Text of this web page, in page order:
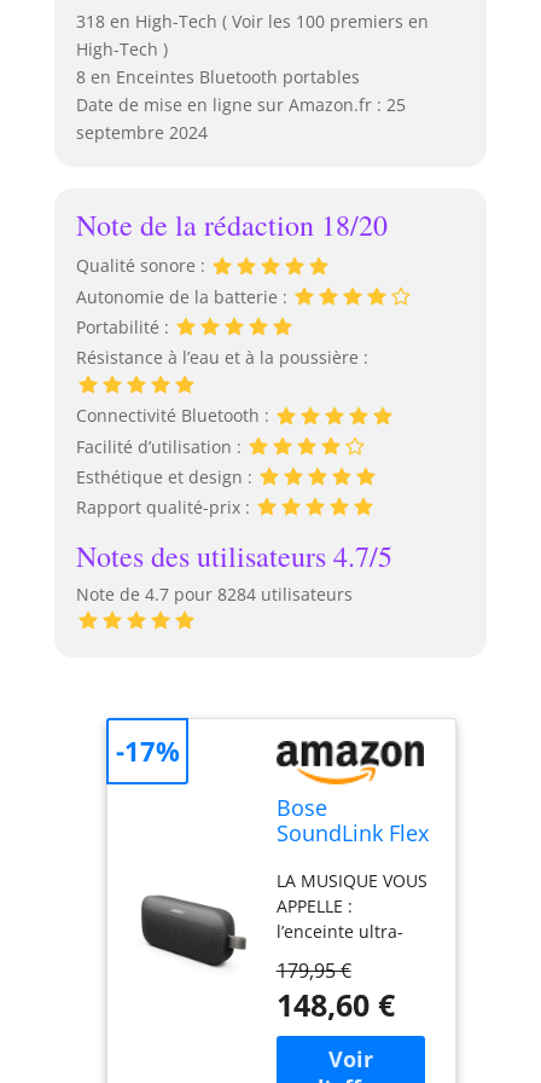
318 en High-Tech ( Voir les 100 premiers en
High-Tech )
8 en Enceintes Bluetooth portables
Date de mise en ligne sur Amazon.fr : 25
septembre 2024
Note de la rédaction 18/20
Qualité sonore :
Autonomie de la batterie :
Portabilité :
Résistance à l’eau et à la poussière :
Connectivité Bluetooth :
Facilité d’utilisation :
Esthétique et design :
Rapport qualité-prix :
Notes des utilisateurs 4.7/5
Note de 4.7 pour 8284 utilisateurs
Bose
SoundLink Flex
Enceinte
Bluetooth,
Enceinte
d’extérieur
ultra-portable
avec son haute
fidélité, 12
heures
LA MUSIQUE VOUS
APPELLE :
l’enceinte ultra-
Bose SoundLink
Flex (2e
génération) offre
un son ample et
179,95 €
148,60 €
-17%